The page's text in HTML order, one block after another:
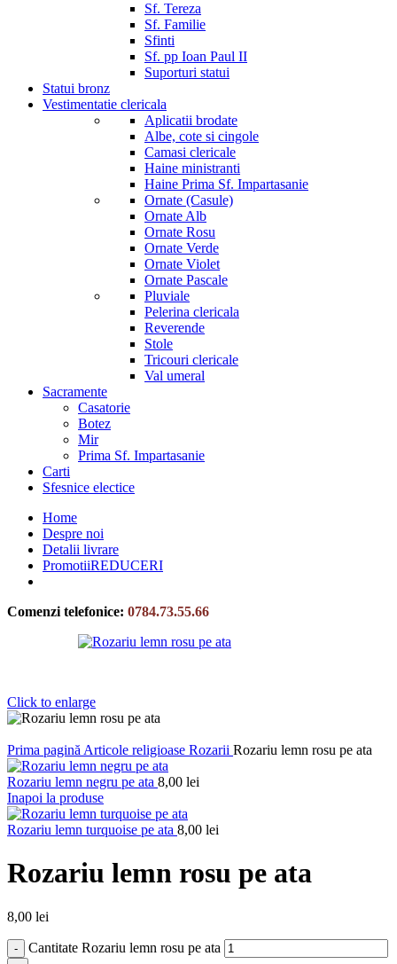
Sf. Tereza
Sf. Familie
Sfinti
Sf. pp Ioan Paul II
Suporturi statui
Statui bronz
Vestimentatie clericala
Aplicatii brodate
Albe, cote si cingole
Camasi clericale
Haine ministranti
Haine Prima Sf. Impartasanie
Ornate (Casule)
Ornate Alb
Ornate Rosu
Ornate Verde
Ornate Violet
Ornate Pascale
Pluviale
Pelerina clericala
Reverende
Stole
Tricouri clericale
Val umeral
Sacramente
Casatorie
Botez
Mir
Prima Sf. Impartasanie
Carti
Sfesnice electice
Home
Despre noi
Detalii livrare
PromotiiREDUCERI
Comenzi telefonice: 0784.73.55.66
Click to enlarge
Prima pagină Articole religioase Rozarii Rozariu lemn rosu pe ata
Rozariu lemn negru pe ata 8,00 lei
Inapoi la produse
Rozariu lemn turquoise pe ata 8,00 lei
Rozariu lemn rosu pe ata
8,00 lei
Cantitate Rozariu lemn rosu pe ata